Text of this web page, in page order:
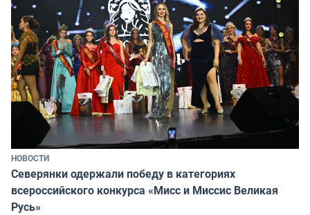
НОВОСТИ
Северянки одержали победу в категориях
всероссийского конкурса «Мисс и Миссис Великая
Русь»